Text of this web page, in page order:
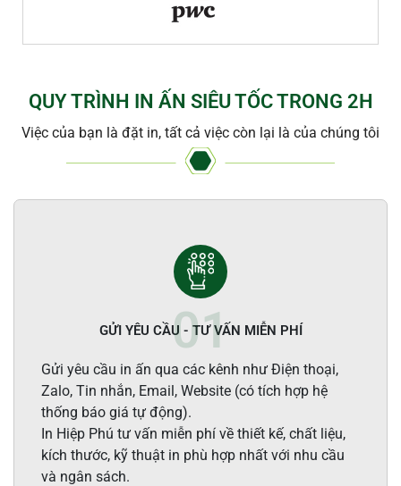
QUY TRÌNH IN ẤN SIÊU TỐC TRONG 2H
Việc của bạn là đặt in, tất cả việc còn lại là của chúng tôi
GỬI YÊU CẦU - TƯ VẤN MIỄN PHÍ
Gửi yêu cầu in ấn qua các kênh như Điện thoại,
Zalo, Tin nhắn, Email, Website (có tích hợp hệ
thống báo giá tự động).
In Hiệp Phú tư vấn miễn phí về thiết kế, chất liệu,
kích thước, kỹ thuật in phù hợp nhất với nhu cầu
và ngân sách.